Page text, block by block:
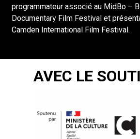
programmateur associé au MidBo –
Documentary Film Festival et
Camden International Film Festival.
AVEC LE